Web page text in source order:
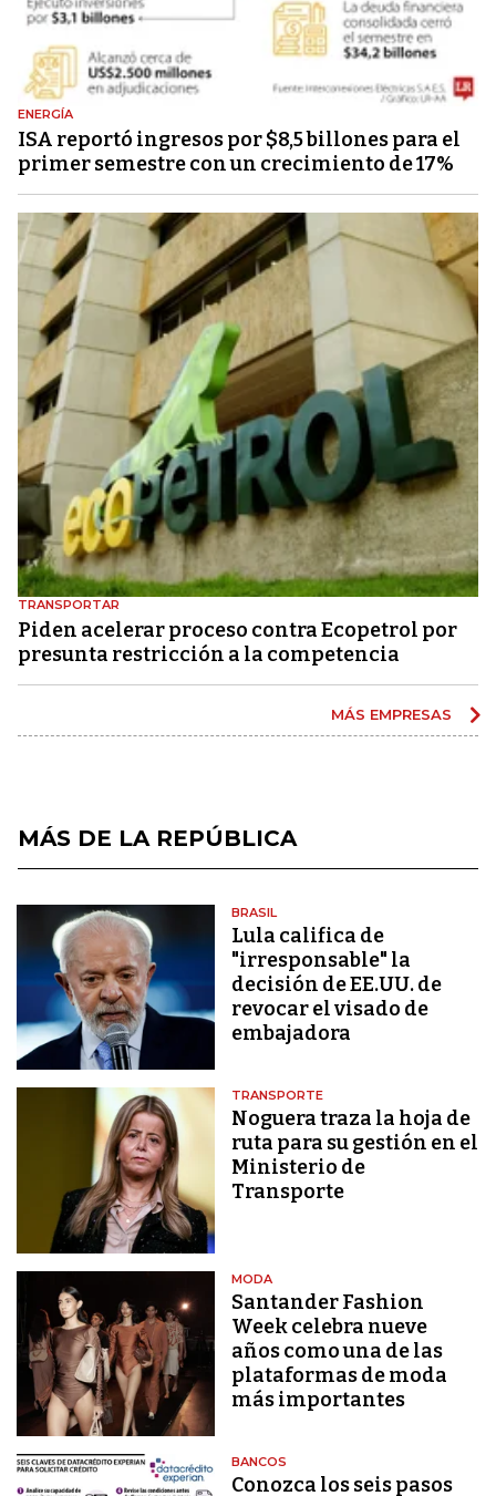
ENERGÍA
ISA reportó ingresos por $8,5 billones para el
primer semestre con un crecimiento de 17%
TRANSPORTAR
Piden acelerar proceso contra Ecopetrol por
presunta restricción a la competencia
MÁS EMPRESAS
MÁS DE LA REPÚBLICA
BRASIL
Lula califica de
"irresponsable" la
decisión de EE.UU. de
revocar el visado de
embajadora
TRANSPORTE
Noguera traza la hoja de
ruta para su gestión en el
Ministerio de
Transporte
MODA
Santander Fashion
Week celebra nueve
años como una de las
plataformas de moda
más importantes
BANCOS
Conozca los seis pasos